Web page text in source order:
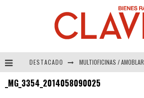
DESTACADO
_MG_3354_2014058090025